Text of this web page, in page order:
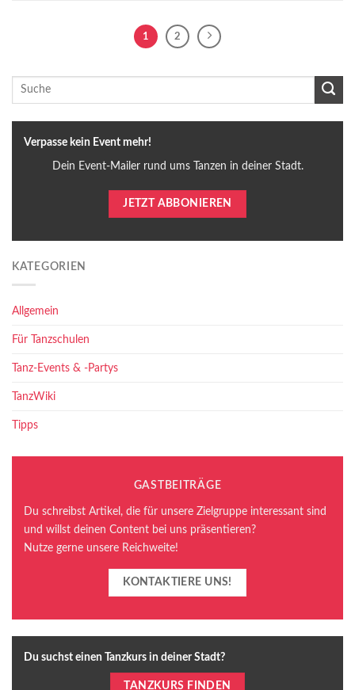
1 2
Verpasse kein Event mehr!
Dein Event-Mailer rund ums Tanzen in deiner Stadt.
JETZT ABBONIEREN
KATEGORIEN
Allgemein
Für Tanzschulen
Tanz-Events & -Partys
TanzWiki
Tipps
GASTBEITRÄGE
Du schreibst Artikel, die für unsere Zielgruppe interessant sind
und willst deinen Content bei uns präsentieren?
Nutze gerne unsere Reichweite!
KONTAKTIERE UNS!
Du suchst einen Tanzkurs in deiner Stadt?
TANZKURS FINDEN